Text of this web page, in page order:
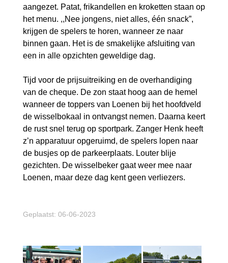
aangezet. Patat, frikandellen en kroketten staan op
het menu. ,,Nee jongens, niet alles, één snack”,
krijgen de spelers te horen, wanneer ze naar
binnen gaan. Het is de smakelijke afsluiting van
een in alle opzichten geweldige dag.
Tijd voor de prijsuitreiking en de overhandiging
van de cheque. De zon staat hoog aan de hemel
wanneer de toppers van Loenen bij het hoofdveld
de wisselbokaal in ontvangst nemen. Daarna keert
de rust snel terug op sportpark. Zanger Henk heeft
z’n apparatuur opgeruimd, de spelers lopen naar
de busjes op de parkeerplaats. Louter blije
gezichten. De wisselbeker gaat weer mee naar
Loenen, maar deze dag kent geen verliezers.
Geplaatst: 06-06-2023